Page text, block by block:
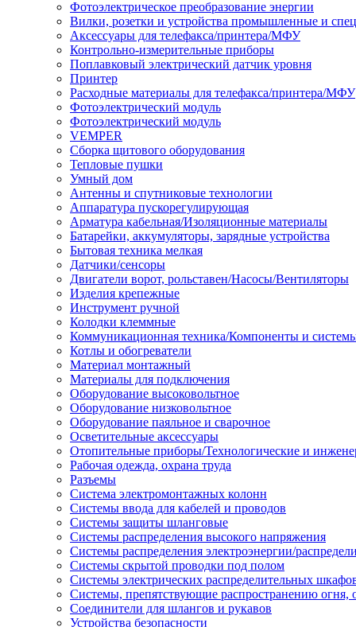
Фотоэлектрическое преобразование энергии
Вилки, розетки и устройства промышленные и
Аксессуары для телефакса/принтера/МФУ
Контрольно-измерительные приборы
Поплавковый электрический датчик уровня
Принтер
Расходные материалы для телефакса/принтера/МФУ
Фотоэлектрический модуль
Фотоэлектрический модуль
VEMPER
Сборка щитового оборудования
Тепловые пушки
Умный дом
Антенны и спутниковые технологии
Аппаратура пускорегулирующая
Арматура кабельная/Изоляционные материалы
Батарейки, аккумуляторы, зарядные устройства
Бытовая техника мелкая
Датчики/сенсоры
Двигатели ворот, рольставен/Насосы/Вентиляторы
Изделия крепежные
Инструмент ручной
Колодки клеммные
Коммуникационная техника/Компоненты и
Котлы и обогреватели
Материал монтажный
Материалы для подключения
Оборудование высоковольтное
Оборудование низковольтное
Оборудование паяльное и сварочное
Осветительные аксессуары
Отопительные приборы/Технологические и
Рабочая одежда, охрана труда
Разъемы
Система электромонтажных колонн
Системы ввода для кабелей и проводов
Системы защиты шланговые
Системы распределения высокого напряжения
Системы распределения электроэнергии/
Системы скрытой проводки под полом
Системы электрических распределительных
Системы, препятствующие распространению огня,
Соединители для шлангов и рукавов
Устройства безопасности